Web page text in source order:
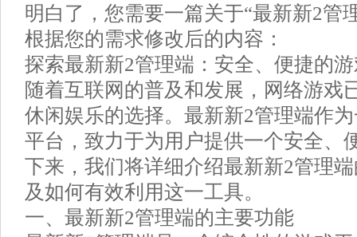
明白了，您需要一篇关于“最新新2管
根据您的需求修改后的内容：
探索最新新2管理端：安全、便捷的
随着互联网的普及和发展，网络游戏
休闲娱乐的选择。最新新2管理端作
平台，致力于为用户提供一个安全、
下来，我们将详细介绍最新新2管理
及如何有效利用这一工具。
一、最新新2管理端的主要功能